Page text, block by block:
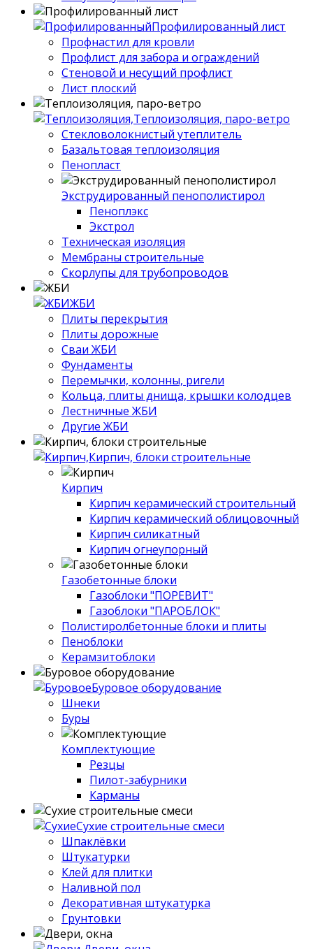
Профилированный лист
Профнастил для кровли
Профлист для забора и ограждений
Стеновой и несущий профлист
Лист плоский
Теплоизоляция, паро-ветро
Стекловолокнистый утеплитель
Базальтовая теплоизоляция
Пенопласт
Экструдированный пенополистирол
Пеноплэкс
Экстрол
Техническая изоляция
Мембраны строительные
Скорлупы для трубопроводов
ЖБИ
Плиты перекрытия
Плиты дорожные
Сваи ЖБИ
Фундаменты
Перемычки, колонны, ригели
Кольца, плиты днища, крышки колодцев
Лестничные ЖБИ
Другие ЖБИ
Кирпич, блоки строительные
Кирпич
Кирпич керамический строительный
Кирпич керамический облицовочный
Кирпич силикатный
Кирпич огнеупорный
Газобетонные блоки
Газоблоки "ПОРЕВИТ"
Газоблоки "ПАРОБЛОК"
Полистиролбетонные блоки и плиты
Пеноблоки
Керамзитоблоки
Буровое оборудование
Шнеки
Буры
Комплектующие
Резцы
Пилот-забурники
Карманы
Сухие строительные смеси
Шпаклёвки
Штукатурки
Клей для плитки
Наливной пол
Декоративная штукатурка
Грунтовки